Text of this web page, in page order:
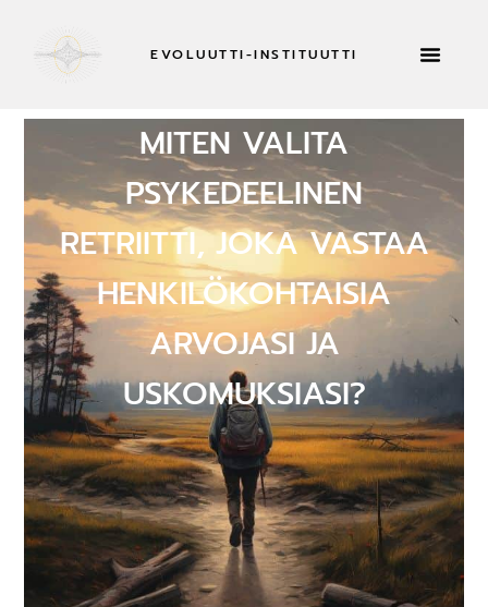
EVOLUUTTI-INSTITUUTTI
MITEN VALITA
PSYKEDEELINEN
RETRIITTI, JOKA VASTAA
HENKILÖKOHTAISIA
ARVOJASI JA
USKOMUKSIASI?